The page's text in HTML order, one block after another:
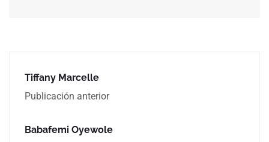
Tiffany Marcelle
Publicación anterior
Babafemi Oyewole